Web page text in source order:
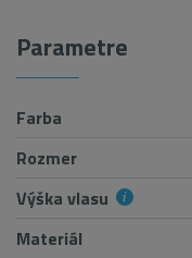
Parametre
Farba
Rozmer
Výška vlasu
Materiál